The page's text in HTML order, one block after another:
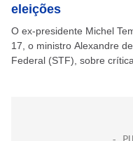
eleições
O ex-presidente Michel
17, o ministro Alexandre
Federal (STF), sobre